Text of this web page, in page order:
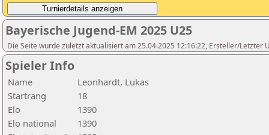
Bayerische Jugend-EM 2025 U25
Die Seite wurde zuletzt aktualisiert am 25.04.2025 12:16:22, Ersteller/Letzter
Spieler Info
Name
Leonhardt, Lukas
Startrang
18
Elo
1390
Elo national
1390